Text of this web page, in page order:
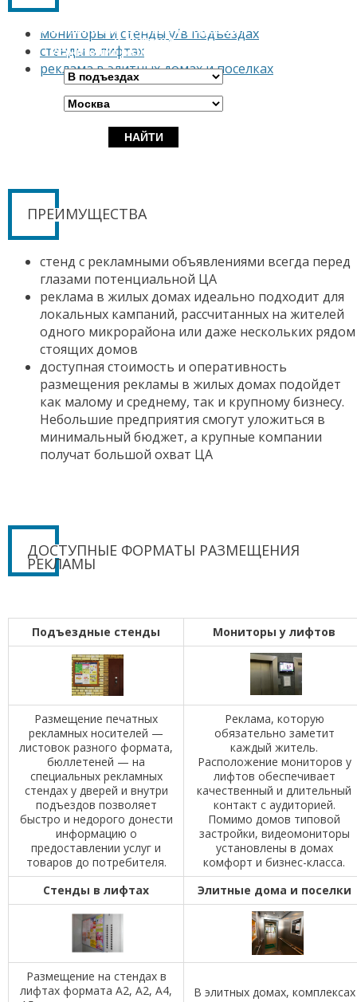
мониторы и стенды у/в подъездах
стенды в лифтах
реклама в элитных домах и поселках
Сколько стоит реклама в подъездах
и лифтах?
Укажите тип размещения и город
ПРЕИМУЩЕСТВА
стенд с рекламными объявлениями всегда перед
глазами потенциальной ЦА
реклама в жилых домах идеально подходит для
локальных кампаний, рассчитанных на жителей
одного микрорайона или даже нескольких рядом
стоящих домов
доступная стоимость и оперативность
размещения рекламы в жилых домах подойдет
как малому и среднему, так и крупному бизнесу.
Небольшие предприятия смогут уложиться в
минимальный бюджет, а крупные компании
получат большой охват ЦА
ДОСТУПНЫЕ ФОРМАТЫ РАЗМЕЩЕНИЯ
РЕКЛАМЫ
Подъездные стенды Мониторы у лифтов
Размещение печатных
рекламных носителей —
листовок разного формата,
бюллетеней — на
специальных рекламных
стендах у дверей и внутри
подъездов позволяет
быстро и недорого донести
информацию о
предоставлении услуг и
товаров до потребителя.
Реклама, которую
обязательно заметит
каждый житель.
Расположение мониторов у
лифтов обеспечивает
качественный и длительный
контакт с аудиторией.
Помимо домов типовой
застройки, видеомониторы
установлены в домах
комфорт и бизнес-класса.
Стенды в лифтах
Элитные дома и поселки
Размещение на стендах в
лифтах формата А2, А2, А4,
В элитных домах, комплексах